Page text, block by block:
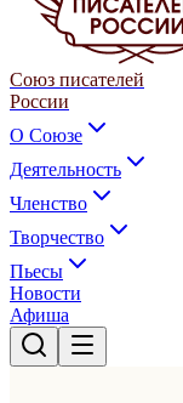
Союз писателей
России
О Союзе
Деятельность
Членство
Творчество
Пьесы
Новости
Афиша